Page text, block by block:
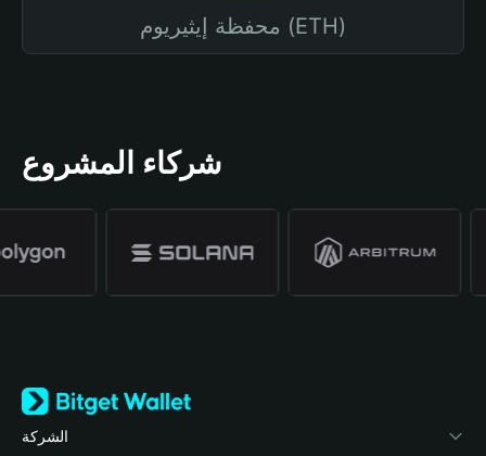
محفظة إيثيريوم (ETH)
شركاء المشروع
الشركة